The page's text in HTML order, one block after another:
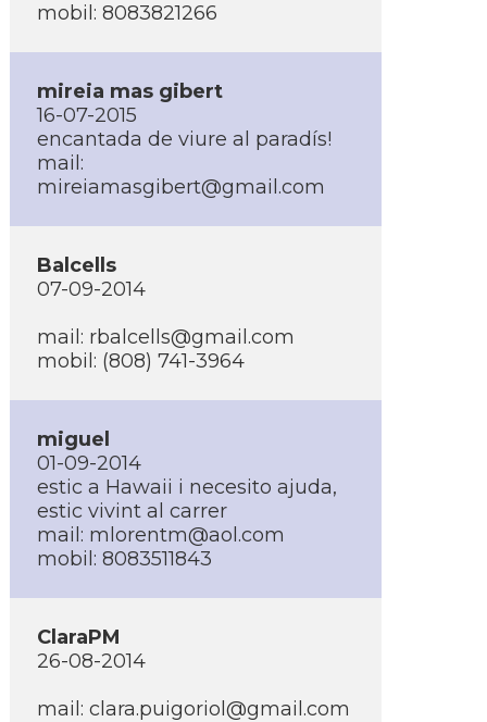
mobil: 8083821266
mireia mas gibert
16-07-2015
encantada de viure al paradí­s!
mail:
mireiamasgibert@gmail.com
Balcells
07-09-2014
mail: rbalcells@gmail.com
mobil: (808) 741-3964
miguel
01-09-2014
estic a Hawaii i necesito ajuda,
estic vivint al carrer
mail: mlorentm@aol.com
mobil: 8083511843
ClaraPM
26-08-2014
mail: clara.puigoriol@gmail.com